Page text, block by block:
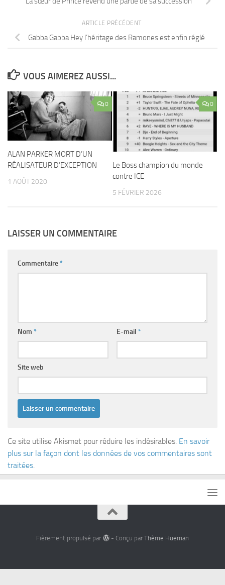
ARTICLE PRÉCÉDENT
Gabba Gabba Hey l’héritage des Ramones est enfin réglé
VOUS AIMEREZ AUSSI...
0
ALAN PARKER MORT D’UN
RÉALISATEUR D’EXCEPTION
1 AOÛT 2020
0
Le Boss champion du monde
contre ICE
5 FÉVRIER 2026
LAISSER UN COMMENTAIRE
Commentaire*
Nom * E-mail *
Site web
Ce site utilise Akismet pour réduire les indésirables. En savoir
plus sur la façon dont les données de vos commentaires sont
traitées
Fièrement propulsé par - Conçu par Thème Hueman